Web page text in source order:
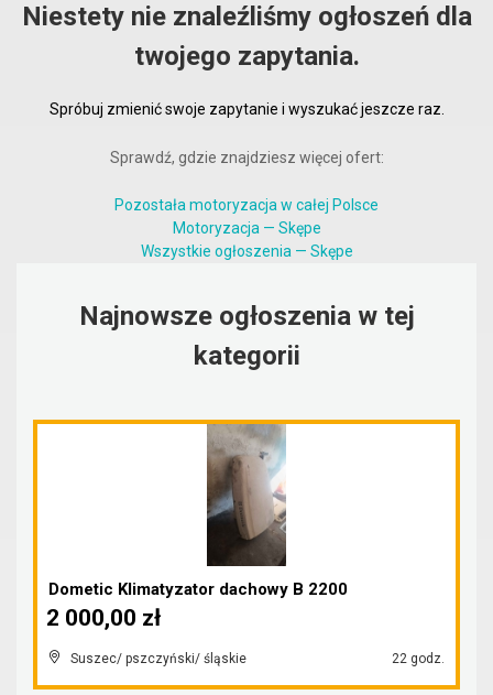
Niestety nie znaleźliśmy ogłoszeń dla
twojego zapytania.
Spróbuj zmienić swoje zapytanie i wyszukać jeszcze raz.
Sprawdź, gdzie znajdziesz więcej ofert:
Pozostała motoryzacja w całej Polsce
Motoryzacja — Skępe
Wszystkie ogłoszenia — Skępe
Najnowsze ogłoszenia w tej
kategorii
Dometic Klimatyzator dachowy B 2200
Suszec/ pszczyński/ śląskie 22 godz.
2 000,00 zł